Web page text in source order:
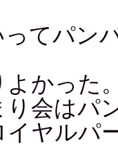
ってパン
よかった
り会はパ
イヤルパ